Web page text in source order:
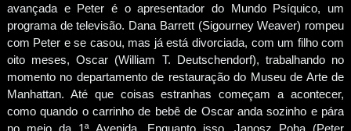
avançada e Peter é o apresentador do Mundo Psíquico, um
programa de televisão. Dana Barrett (Sigourney Weaver) rompeu
com Peter e se casou, mas já está divorciada, com um filho com
oito meses, Oscar (William T. Deutschendorf), trabalhando no
momento no departamento de restauração do Museu de Arte de
Manhattan. Até que coisas estranhas começam a acontecer,
como quando o carrinho de bebê de Oscar anda sozinho e pára
no meio da 1ª Avenida. Enquanto isso, Janosz Poha (Peter